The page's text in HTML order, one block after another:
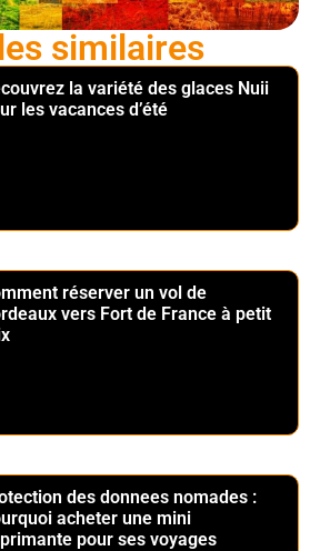
similaires
la variété des glaces Nuii
les vacances d’été
réserver un vol de
vers Fort de France à petit
des donnees nomades :
acheter une mini
pour ses voyages